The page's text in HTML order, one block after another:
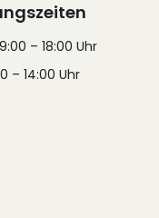
– 18:00 Uhr
– 14:00 Uhr